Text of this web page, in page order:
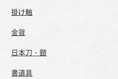
掛け軸
金貨
日本刀・鎧
書道具